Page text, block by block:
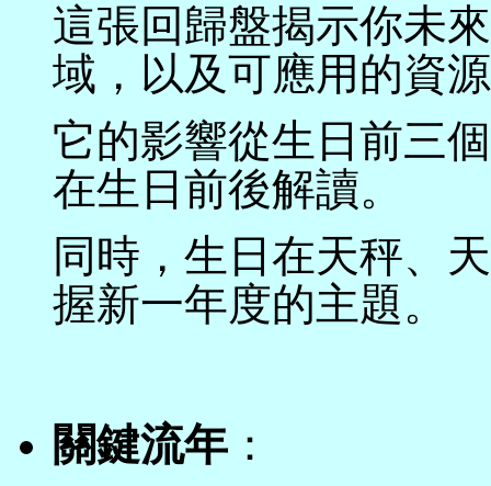
這張回歸盤揭示你未
域，以及可應用的資
它的影響從生日前三
在生日前後解讀。
同時，生日在天秤、
握新一年度的主題。
關鍵流年 ：